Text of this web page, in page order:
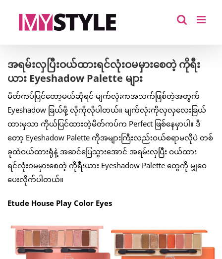
အရမ်းလှပြီးဝယ်ထားရင်လုံးဝမမှားစေတဲ့ ကိုရီး
ယား Eyeshadow Palette များ
မိတ်ကပ်ပြင်တော့မယ်ဆိုရင် မျက်လုံးကအသက်ဖြစ်တဲ့အတွက်
Eyeshadow ခြယ်ဖို့ လိုကိုလိုပါတယ်။ မျက်လုံးကိုလှလှလေးခြယ်
ထားမှသာ ကိုယ်ပြင်ထားတဲ့မိတ်ကပ်က Perfect ဖြစ်နေမှာပါ။ ဒီ
တော့ Eyeshadow Palette ကိုအများကြီးလည်းဝယ်စရာမလိုပဲ တစ်
ခုထဲဝယ်ထားရုံနဲ့ အဆင်ပြေသွားအောင် အရမ်းလှပြီး ဝယ်ထား
ရင်လုံးဝမမှားစေတဲ့ ကိုရီးယား Eyeshadow Palette တွေကို မျှဝေ
ပေးလိုက်ပါတယ်။
Etude House Play Color Eyes